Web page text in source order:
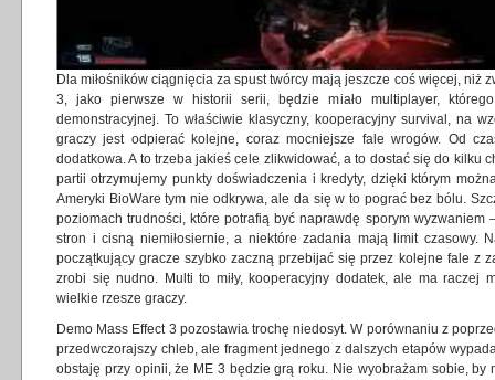
Dla miłośników ciągnięcia za spust twórcy mają jeszcze coś więcej, niż
3, jako pierwsze w historii serii, będzie miało multiplayer,
demonstracyjnej. To właściwie klasyczny, kooperacyjny survival, na
graczy jest odpierać kolejne, coraz mocniejsze fale wrogów. Od
dodatkowa. A to trzeba jakieś cele zlikwidować, a to dostać się do kilku
partii otrzymujemy punkty doświadczenia i kredyty, dzięki którym
Ameryki BioWare tym nie odkrywa, ale da się w to pograć bez bólu.
poziomach trudności, które potrafią być naprawdę sporym wyzwaniem
stron i cisną niemiłosiernie, a niektóre zadania mają limit czasowy.
początkujący gracze szybko zaczną przebijać się przez kolejne fale z
zrobi się nudno. Multi to miły, kooperacyjny dodatek, ale ma raczej
wielkie rzesze graczy.
Demo Mass Effect 3 pozostawia trochę niedosyt. W porównaniu z
przedwczorajszy chleb, ale fragment jednego z dalszych etapów
obstaję przy opinii, że ME 3 będzie grą roku. Nie wyobrażam sobie, by